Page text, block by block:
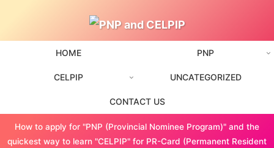
HOME PNP
CELPIP UNCATEGORIZED
CONTACT US
How to apply for "PNP (Provincial Nominee Program)" and the
quickest way to learn "CELPIP" for PR-Card (Permanent Resident